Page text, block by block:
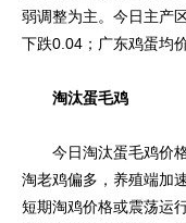
弱调整为主。今日主产
下跌0.04；广东鸡蛋均
淘汰蛋毛鸡
今日淘汰蛋毛鸡价格
淘老鸡偏多，养殖端加
短期淘鸡价格或震荡运